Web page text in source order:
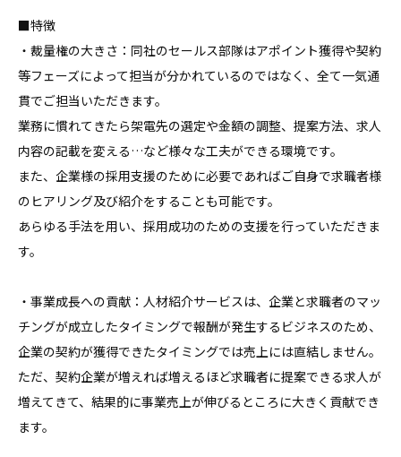
■特徴
・裁量権の大きさ：同社のセールス部隊はアポイント獲得や契約
等フェーズによって担当が分かれているのではなく、全て一気通
貫でご担当いただきます。
業務に慣れてきたら架電先の選定や金額の調整、提案方法、求人
内容の記載を変える…など様々な工夫ができる環境です。
また、企業様の採用支援のために必要であればご自身で求職者様
のヒアリング及び紹介をすることも可能です。
あらゆる手法を用い、採用成功のための支援を行っていただきま
す。
・事業成長への貢献：人材紹介サービスは、企業と求職者のマッ
チングが成立したタイミングで報酬が発生するビジネスのため、
企業の契約が獲得できたタイミングでは売上には直結しません。
ただ、契約企業が増えれば増えるほど求職者に提案できる求人が
増えてきて、結果的に事業売上が伸びるところに大きく貢献でき
ます。